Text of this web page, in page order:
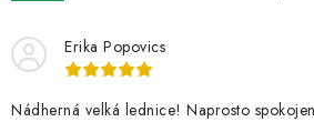
Erika Popovics
Nádherná velká lednice! Naprosto